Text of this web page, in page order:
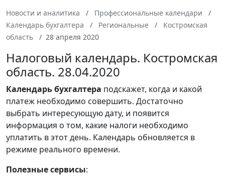
Новости и аналитика
Профессиональные календари
Календарь бухгалтера
Региональные
Костромская
область
28 апреля 2020
Налоговый календарь. Костромская
область. 28.04.2020
Календарьбухгалтера подскажет, когда и какой
платеж необходимо совершить. Достаточно
выбрать интересующую дату, и появится
информация о том, какие налоги необходимо
уплатить в этот день. Календарь обновляется в
режиме реального времени.
Полезные сервисы: